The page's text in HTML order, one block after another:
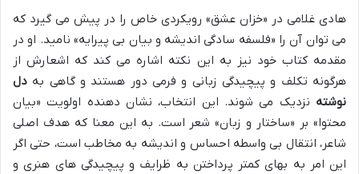
هادی غلامی در «خزان عشق» رویکردی خاص را در پیش می گیرد که
می توان آن را «فلسفه سادگی اندیشه و بیان بی پیرایه» نامید. او در
مقدمه کتاب خود نیز به این نکته اشاره می کند که اشعارش از
هرگونه تکلف و پیچیدگی زبانی و فرمی دور هستند و گاهی به دل
نوشته نزدیک می شوند. این انتخاب، نشان دهنده اولویت «بیان
محتوا» بر «ساختار و زبان» شعر است. به این معنا که هدف اصلی
شاعر، انتقال بی واسطه احساس و اندیشه به مخاطب است، حتی اگر
این امر به بهای کمتر پرداختن به ظرایف و پیچیدگی های هنری و